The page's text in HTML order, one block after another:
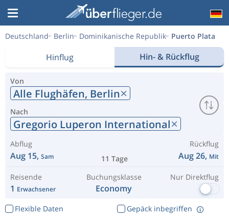
Deutschland Berlin Dominikanische Republik Puerto Plata
Hinflug Hin- & Rückflug
Von
Alle Flughäfen, Berlin
Nach
Gregorio Luperon International
Abflug
Aug 15, Sam 11 Tage
Rückflug
Aug 26, Mit
Reisende
1 Erwachsener
Buchungsklasse
Economy
Nur Direktflug
Flexible Daten
Gepäck inbegriffen